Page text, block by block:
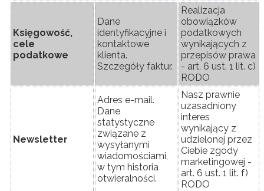
Księgowość,
cele
podatkowe
Dane
identyfikacyjne i
kontaktowe
klienta.
Szczegóły faktur.
Realizacja
obowiązków
podatkowych
wynikających z
przepisów prawa
- art. 6 ust. 1 lit. c)
RODO
Newsletter
Adres e-mail.
Dane
statystyczne
związane z
wysyłanymi
wiadomościami,
w tym historia
otwieralności.
Nasz prawnie
uzasadniony
interes
wynikający z
udzielonej przez
Ciebie zgody
marketingowej -
art. 6 ust. 1 lit. f)
RODO